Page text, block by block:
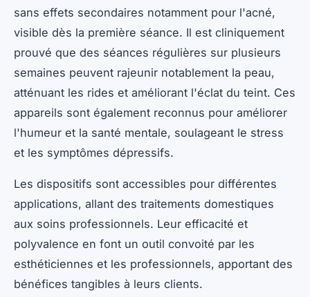
sans effets secondaires notamment pour l'acné,
visible dès la première séance. Il est cliniquement
prouvé que des séances régulières sur plusieurs
semaines peuvent rajeunir notablement la peau,
atténuant les rides et améliorant l'éclat du teint. Ces
appareils sont également reconnus pour améliorer
l'humeur et la santé mentale, soulageant le stress
et les symptômes dépressifs.
Les dispositifs sont accessibles pour différentes
applications, allant des traitements domestiques
aux soins professionnels. Leur efficacité et
polyvalence en font un outil convoité par les
esthéticiennes et les professionnels, apportant des
bénéfices tangibles à leurs clients.